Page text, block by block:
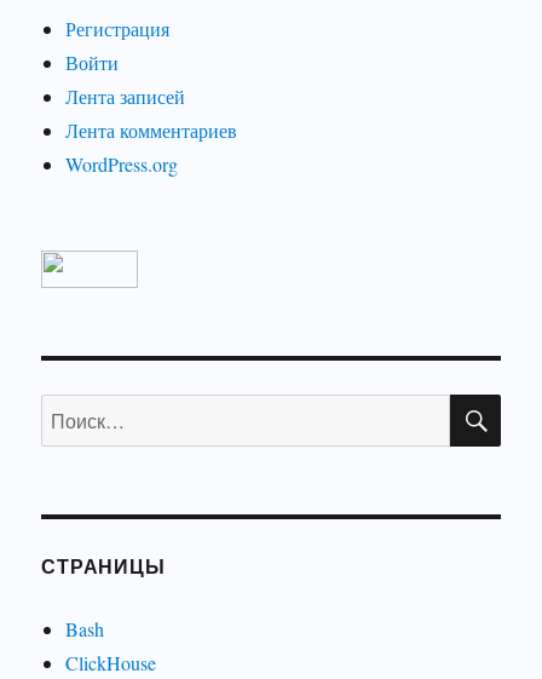
Регистрация
Войти
Лента записей
Лента комментариев
WordPress.org
Искать:
СТРАНИЦЫ
Bash
ClickHouse